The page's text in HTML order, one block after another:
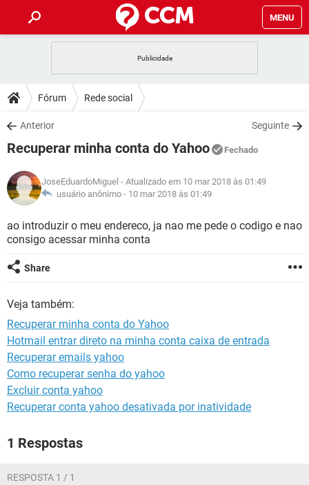
MENU
CELULAR
OUTLOOK
INSTAGRAM GMAIL
GUIA DE COMPRAS
DICAS
JOGOS
INSTAGRAM GMAIL
GUIA DE COMPRAS
DOWNLOADS
JOGOS WHATSAPP
CELULAR
OUTLOOK EXCEL
INSTAGRAM
GUIA DE COMPRAS
FÓRUM
JOGOS WHATSAPP
CELULAR
OUTLOOK EXCEL
GLOSSÁRIO
JOGOS
CELULAR
OUTLOOK
GUIA DE COMPRAS
Fórum Rede social
Anterior Seguinte
Recuperar minha conta do Yahoo Fechado
JoseEduardoMiguel - Atualizado em 10 mar 2018 às 01:49
usuário anônimo - 10 mar 2018 às 01:49
ao introduzir o meu endereco, ja nao me pede o codigo e nao
consigo acessar minha conta
Share
Veja também:
Recuperar minha conta do Yahoo
Hotmail entrar direto na minha conta caixa de entrada
Recuperar emails yahoo
Como recuperar senha do yahoo
Excluir conta yahoo
Recuperar conta yahoo desativada por inatividade
1 Respostas
RESPOSTA 1 / 1